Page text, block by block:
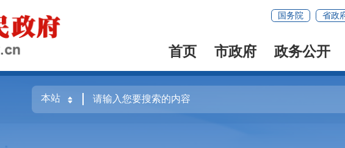
国务院 省政
首页 市政府 政务公开